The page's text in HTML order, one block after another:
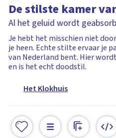
De stilste kamer
Al het geluid wordt
Je hebt het misschien niet
je heen. Echte stilte ervaar je
van Nederland bent. Hier
en is het echt doodstil.
Het Klokhuis